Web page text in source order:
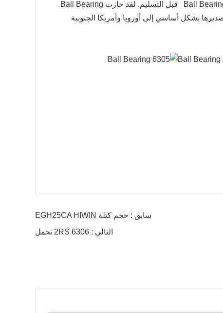
قم بالتحكم الصارم في معايير الجودة لكل رابط للتأكد من اختبار كل 6305 Ball Bearing قبل التسليم. لقد حازت Ball Bearing
بشكل أساسي إلى أوروبا وأمريكا الجنوبية
سابق : حجم كتلة EGH25CA HIWIN
التالي : 6306 2RS تحمل